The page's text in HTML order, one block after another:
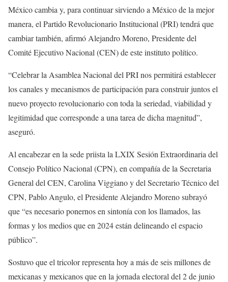
México cambia y, para continuar sirviendo a México de la mejor
manera, el Partido Revolucionario Institucional (PRI) tendrá que
cambiar también, afirmó Alejandro Moreno, Presidente del
Comité Ejecutivo Nacional (CEN) de este instituto político.
“Celebrar la Asamblea Nacional del PRI nos permitirá establecer
los canales y mecanismos de participación para construir juntos el
nuevo proyecto revolucionario con toda la seriedad, viabilidad y
legitimidad que corresponde a una tarea de dicha magnitud”,
aseguró.
Al encabezar en la sede priista la LXIX Sesión Extraordinaria del
Consejo Político Nacional (CPN), en compañía de la Secretaria
General del CEN, Carolina Viggiano y del Secretario Técnico del
CPN, Pablo Angulo, el Presidente Alejandro Moreno subrayó
que “es necesario ponernos en sintonía con los llamados, las
formas y los medios que en 2024 están delineando el espacio
público”.
Sostuvo que el tricolor representa hoy a más de seis millones de
mexicanas y mexicanos que en la jornada electoral del 2 de junio